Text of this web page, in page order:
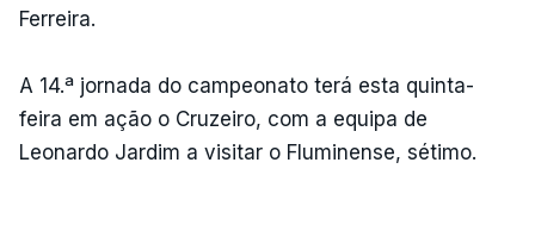
Ferreira.
A 14.ª jornada do campeonato terá esta quinta-
feira em ação o Cruzeiro, com a equipa de
Leonardo Jardim a visitar o Fluminense, sétimo.